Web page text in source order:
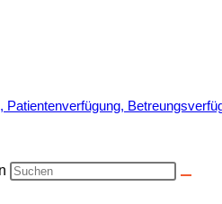
Patientenverfügung,